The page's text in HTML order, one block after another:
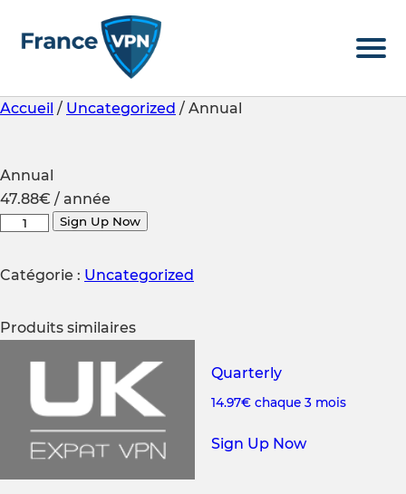
Accueil / Uncategorized / Annual
Annual
47.88€ / année
quantité
Annual
Sign Up Now
Catégorie : Uncategorized
Produits similaires
Quarterly
14.97€ chaque 3 mois
Sign Up Now